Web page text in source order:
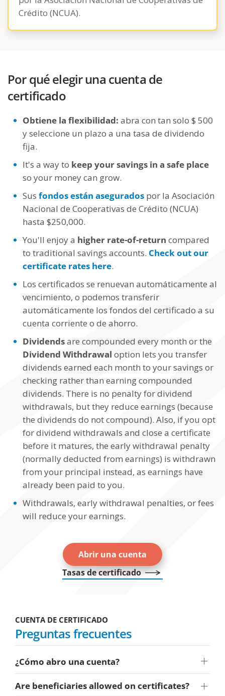
Crédito (NCUA).
Por qué elegir una cuenta de
certificado
Obtiene la flexibilidad: abra con tan solo $ 500
y seleccione un plazo a una tasa de dividendo
fija.
It's a way to keep your savings in a safe place
so your money can grow.
Sus fondos están asegurados por la Asociación
Nacional de Cooperativas de Crédito (NCUA)
hasta $250,000.
You'll enjoy a higher rate-of-return compared
to traditional savings accounts. Check out our
certificate rates here.
Los certificados se renuevan automáticamente al
vencimiento, o podemos transferir
automáticamente los fondos del certificado a su
cuenta corriente o de ahorro.
Dividendsare compounded every month or the
Dividend Withdrawal option lets you transfer
dividends earned each month to your savings or
checking rather than earning compounded
dividends. There is no penalty for dividend
withdrawals, but they reduce earnings (because
the dividends do not compound). Also, if you opt
for dividend withdrawals and close a certificate
before it matures, the early withdrawal penalty
(normally deducted from earnings) is withdrawn
from your principal instead, as earnings have
already been paid to you.
Withdrawals, early withdrawal penalties, or fees
will reduce your earnings.
Abrir una cuenta
Tasas de certificado
CUENTA DE CERTIFICADO
Preguntas frecuentes
¿Cómo abro una cuenta?
Are beneficiaries allowed on certificates?